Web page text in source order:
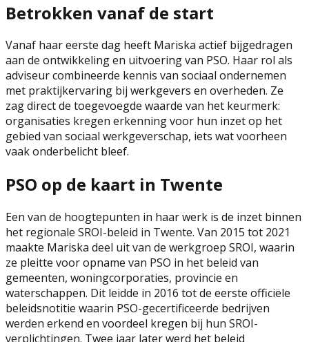
Betrokken vanaf de start
Vanaf haar eerste dag heeft Mariska actief bijgedragen
aan de ontwikkeling en uitvoering van PSO. Haar rol als
adviseur combineerde kennis van sociaal ondernemen
met praktijkervaring bij werkgevers en overheden. Ze
zag direct de toegevoegde waarde van het keurmerk:
organisaties kregen erkenning voor hun inzet op het
gebied van sociaal werkgeverschap, iets wat voorheen
vaak onderbelicht bleef.
PSO op de kaart in Twente
Een van de hoogtepunten in haar werk is de inzet binnen
het regionale SROI-beleid in Twente. Van 2015 tot 2021
maakte Mariska deel uit van de werkgroep SROI, waarin
ze pleitte voor opname van PSO in het beleid van
gemeenten, woningcorporaties, provincie en
waterschappen. Dit leidde in 2016 tot de eerste officiële
beleidsnotitie waarin PSO-gecertificeerde bedrijven
werden erkend en voordeel kregen bij hun SROI-
verplichtingen. Twee jaar later werd het beleid